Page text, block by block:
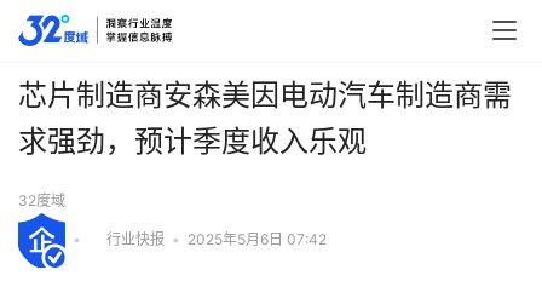
芯片制造商安森美因电动汽车制造商需
求强劲，预计季度收入乐观
32度域
• 行业快报 • 2025年5月6日 07:42